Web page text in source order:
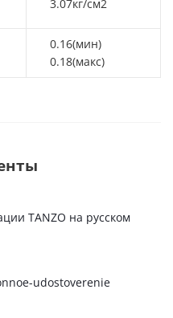
3.07кг/см2
0.16(мин)
0.18(макс)
TANZO на русском
udostoverenie